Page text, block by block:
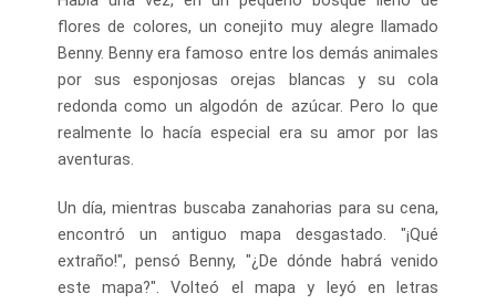
flores de colores, un conejito muy alegre llamado
Benny. Benny era famoso entre los demás animales
por sus esponjosas orejas blancas y su cola
redonda como un algodón de azúcar. Pero lo que
realmente lo hacía especial era su amor por las
aventuras.
Un día, mientras buscaba zanahorias para su cena,
encontró un antiguo mapa desgastado. "¡Qué
extraño!", pensó Benny, "¿De dónde habrá venido
este mapa?". Volteó el mapa y leyó en letras